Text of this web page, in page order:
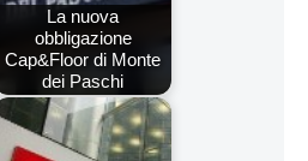
La nuova
obbligazione
Cap&Floor di Monte
dei Paschi